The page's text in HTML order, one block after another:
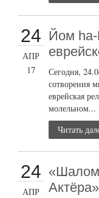
24
АПР
17
Йом
Сегодня,
сотворения
еврейская
молельном...
Читать
24
АПР
Актёра»